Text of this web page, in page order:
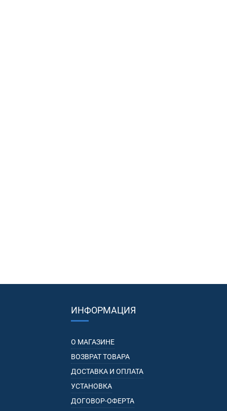
ИНФОРМАЦИЯ
О МАГАЗИНЕ
ВОЗВРАТ ТОВАРА
ДОСТАВКА И ОПЛАТА
УСТАНОВКА
ДОГОВОР-ОФЕРТА